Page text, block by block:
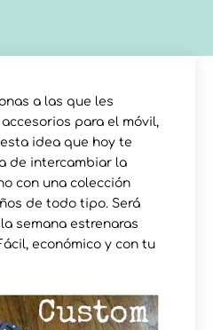
a las que les
para el móvil,
idea que hoy te
de intercambiar la
con una colección
de todo tipo. Será
semana estrenaras
económico y con tu